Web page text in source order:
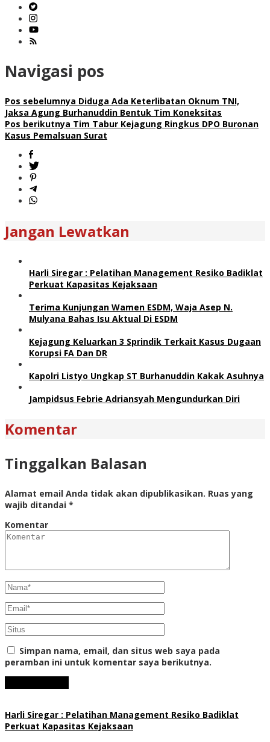
Navigasi pos
Pos sebelumnya Diduga Ada Keterlibatan Oknum TNI,
Jaksa Agung Burhanuddin Bentuk Tim Koneksitas
Pos berikutnya Tim Tabur Kejagung Ringkus DPO Buronan
Kasus Pemalsuan Surat
Jangan Lewatkan
Harli Siregar : Pelatihan Management Resiko Badiklat
Perkuat Kapasitas Kejaksaan
Terima Kunjungan Wamen ESDM, Waja Asep N.
Mulyana Bahas Isu Aktual Di ESDM
Kejagung Keluarkan 3 Sprindik Terkait Kasus Dugaan
Korupsi FA Dan DR
Kapolri Listyo Ungkap ST Burhanuddin Kakak Asuhnya
Jampidsus Febrie Adriansyah Mengundurkan Diri
Komentar
Tinggalkan Balasan
Alamat email Anda tidak akan dipublikasikan. Ruas yang
wajib ditandai *
Komentar
Simpan nama, email, dan situs web saya pada
peramban ini untuk komentar saya berikutnya.
Harli Siregar : Pelatihan Management Resiko Badiklat
Perkuat Kapasitas Kejaksaan